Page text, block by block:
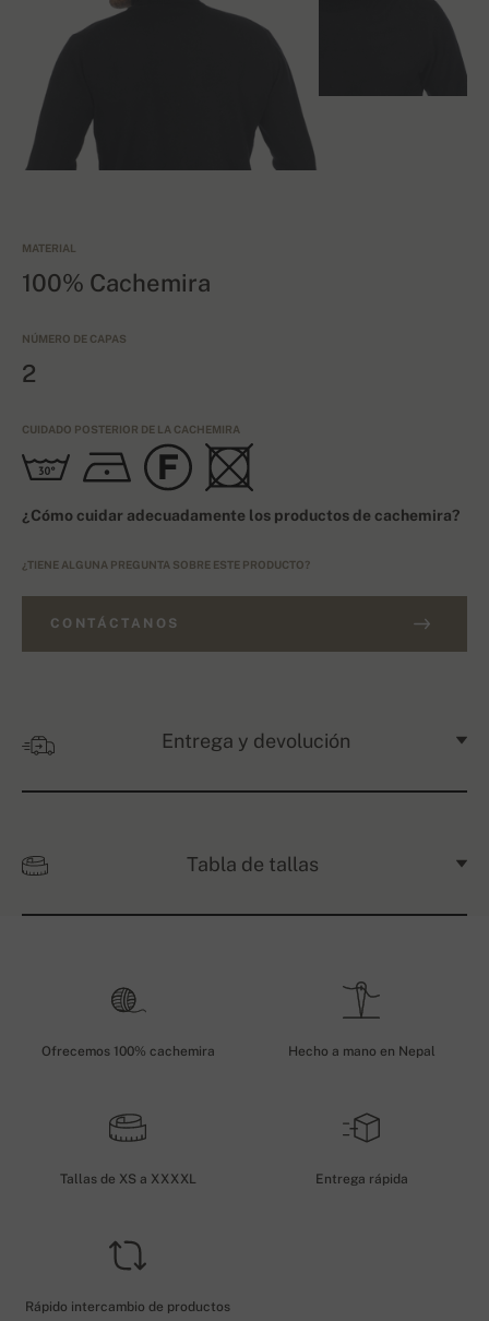
MATERIAL
100% Cachemira
NÚMERO DE CAPAS
2
CUIDADO POSTERIOR DE LA CACHEMIRA
¿Cómo cuidar adecuadamente los productos de cachemira?
¿TIENE ALGUNA PREGUNTA SOBRE ESTE PRODUCTO?
CONTÁCTANOS
Entrega y devolución
Tabla de tallas
Ofrecemos 100% cachemira Hecho a mano en Nepal
Tallas de XS a XXXXL Entrega rápida
Rápido intercambio de productos